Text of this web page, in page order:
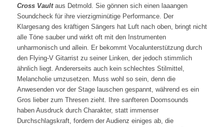
Cross Vaultaus Detmold. Sie gönnen sich einen laaangen
Soundcheck für ihre vierzigminütige Performance. Der
Klargesang des kräftigen Sängers hat Luft nach oben, bringt nicht
alle Töne sauber und wirkt oft mit den Instrumenten
unharmonisch und allein. Er bekommt Vocalunterstützung durch
den Flying-V Gitarrist zu seiner Linken, der jedoch stimmlich
ähnlich liegt. Andererseits auch kein schlechtes Stilmittel,
Melancholie umzusetzen. Muss wohl so sein, denn die
Anwesenden vor der Stage lauschen gespannt, während es ein
Gros lieber zum Thresen zieht. Ihre sanfteren Doomsounds
haben Ausdruck durch Charakter, statt immenser
Durchschlagskraft, fordern der Audienz einiges ab, die